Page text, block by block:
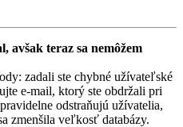
avšak teraz sa nemôžem
zadali ste chybné užívateľské
e-mail, ktorý ste obdržali pri
odstraňujú užívatelia,
zmenšila veľkosť databázy.